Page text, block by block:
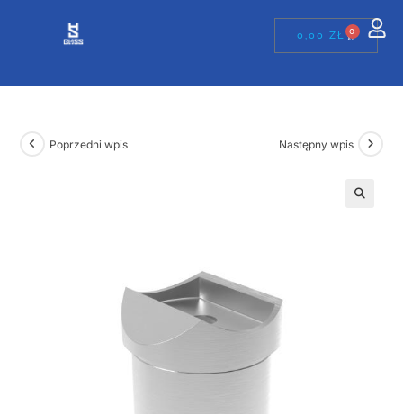
0,00ZŁ 0
Poprzedni wpis Następny wpis